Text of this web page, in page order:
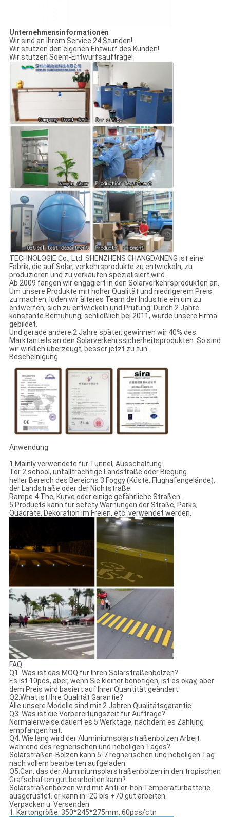
Unternehmensinformationen
Wir sind an Ihrem Service 24 Stunden!
Wir stützen den eigenen Entwurf des Kunden!
Wir stützen Soem-Entwurfsaufträge!
TECHNOLOGIE Co., Ltd. SHENZHENS CHANGDANENG ist eine
Fabrik, die auf Solar, verkehrsprodukte zu entwickeln, zu
produzieren und zu verkaufen spezialisiert wird.
Ab 2009 fangen wir engagiert in den Solarverkehrsprodukten an.
Um unsere Produkte mit hoher Qualität und niedrigerem Preis
zu machen, luden wir älteres Team der Industrie ein um zu
entwerfen, sich zu entwickeln und Prüfung. Durch 2 Jahre
konstante Bemühung, schließlich bei 2011, wurde unsere Firma
gebildet.
Und gerade andere 2 Jahre später, gewinnen wir 40% des
Marktanteils an den Solarverkehrssicherheitsprodukten. So sind
wir wirklich überzeugt, besser jetzt zu tun.
Bescheinigung
Anwendung
1.Mainly verwendete für Tunnel, Ausschaltung.
Tor 2.school, unfallträchtige Landstraße oder Biegung.
heller Bereich des Bereichs 3.Foggy (Küste, Flughafengelände),
der Landstraße oder der Nichtstraße.
Rampe 4.The, Kurve oder einige gefährliche Straßen.
5.Products kann für sefety Warnungen der Straße, Parks,
Quadrate, Dekoration im Freien, etc. verwendet werden.
FAQ
Q1. Was ist das MOQ für Ihren Solarstraßenbolzen?
Es ist 10pcs, aber, wenn Sie kleiner benötigen, ist es okay, aber
dem Preis wird basiert auf Ihrer Quantität geändert.
Q2.What ist Ihre Qualität Garantie?
Alle unsere Modelle sind mit 2 Jahren Qualitätsgarantie.
Q3. Was ist die Vorbereitungszeit für Aufträge?
Normalerweise dauert es 5 Werktage, nachdem es Zahlung
empfangen hat.
Q4. Wie lang wird der Aluminiumsolarstraßenbolzen Arbeit
während des regnerischen und nebeligen Tages?
Solarstraßen-Bolzen kann 5-7 regnerischen und nebeligen Tag
nach vollem bearbeiten aufgeladen.
Q5.Can, das der Aluminiumsolarstraßenbolzen in den tropischen
Grafschaften gut bearbeiten kann?
Solarstraßenbolzen wird mit Anti-er-hoh Temperaturbatterie
ausgerüstet. er kann in -20 bis +70 gut arbeiten
Verpacken u. Versenden
1. Kartongröße: 350*245*275mm. 60pcs/ctn